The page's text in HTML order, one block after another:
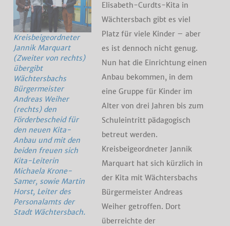
Kreisbeigeordneter
Jannik Marquart
(Zweiter von rechts)
übergibt
Wächtersbachs
Bürgermeister
Andreas Weiher
(rechts) den
Förderbescheid für
den neuen Kita-
Anbau und mit den
beiden freuen sich
Kita-Leiterin
Michaela Krone-
Samer, sowie Martin
Horst, Leiter des
Personalamts der
Stadt Wächtersbach.
Elisabeth-Curdts-Kita in
Wächtersbach gibt es viel
Platz für viele Kinder – aber
es ist dennoch nicht genug.
Nun hat die Einrichtung einen
Anbau bekommen, in dem
eine Gruppe für Kinder im
Alter von drei Jahren bis zum
Schuleintritt pädagogisch
betreut werden.
Kreisbeigeordneter Jannik
Marquart hat sich kürzlich in
der Kita mit Wächtersbachs
Bürgermeister Andreas
Weiher getroffen. Dort
überreichte der